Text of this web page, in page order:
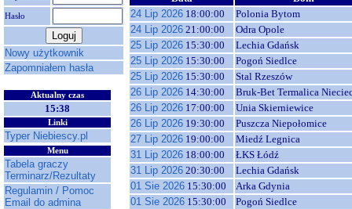
Hasło
Nowy użytkownik
Zapomniałem hasła
Aktualny czas
15:38
Linki
Typer Niebiescy.pl
Menu
Tabela graczy
Terminarz/Rezultaty
Regulamin / Pomoc
Email do admina
24 Lip 2026 18:00:00
Polonia Bytom
24 Lip 2026 21:00:00
Odra Opole
25 Lip 2026 15:30:00
Lechia Gdańsk
25 Lip 2026 15:30:00
Pogoń Siedlce
25 Lip 2026 15:30:00
Stal Rzeszów
26 Lip 2026 14:30:00
Bruk-Bet Termalica
26 Lip 2026 17:00:00
Unia Skierniewice
26 Lip 2026 19:30:00
Puszcza Niepołomice
27 Lip 2026 19:00:00
Miedź Legnica
31 Lip 2026 18:00:00
ŁKS Łódź
31 Lip 2026 20:30:00
Lechia Gdańsk
01 Sie 2026 15:30:00
Arka Gdynia
01 Sie 2026 15:30:00
Pogoń Siedlce